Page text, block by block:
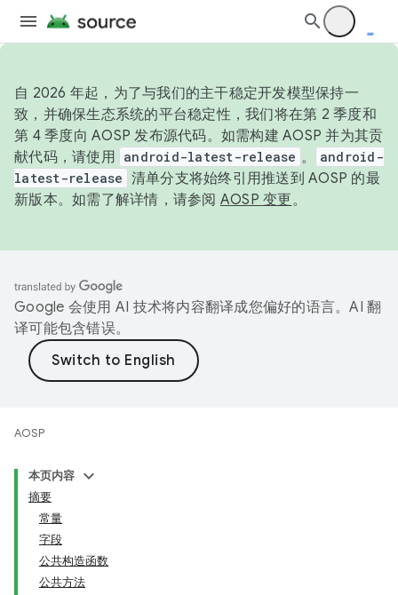
自 2026 年起，为了与我们的主干稳定开发模型保持一
致，并确保生态系统的平台稳定性，我们将在第 2 季度和
第 4 季度向 AOSP 发布源代码。如需构建 AOSP 并为其贡
献代码，请使用 android-latest-release 。
android-
latest-release 清单分支将始终引用推送到 AOSP 的最
新版本。如需了解详情，请参阅 AOSP 变更。
Google 会使用 AI 技术将内容翻译成您偏好的语言。AI 翻
译可能包含错误。
AOSP
本页内容
摘要
常量
字段
公共构造函数
公共方法